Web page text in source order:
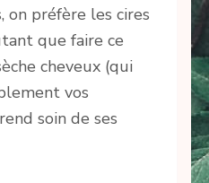
préfère les cires
que faire ce
cheveux (qui
vos
soin de ses